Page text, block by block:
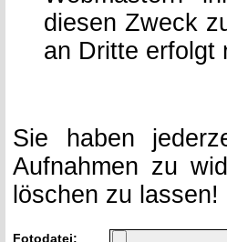
diesen Zweck
an Dritte erfolgt
Sie haben
Aufnahmen zu
löschen zu
Fotodatei: